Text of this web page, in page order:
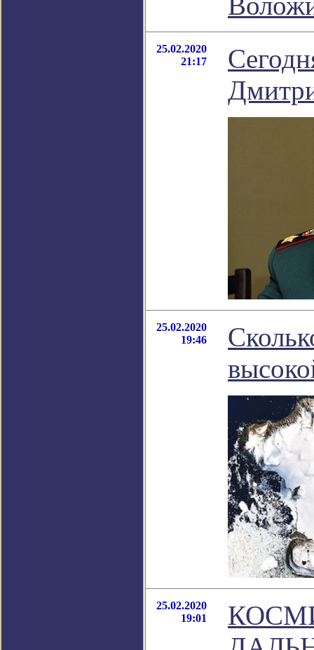
25.02.2020
21:17
25.02.2020
19:46
25.02.2020
19:01